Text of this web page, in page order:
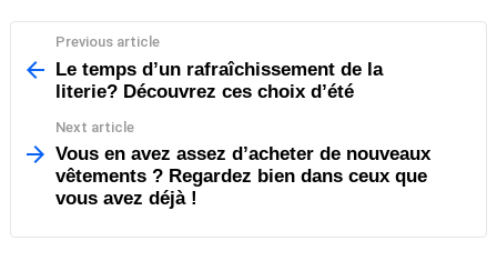
more
Previous article
Le temps d’un rafraîchissement de la
literie? Découvrez ces choix d’été
Next article
Vous en avez assez d’acheter de nouveaux
vêtements ? Regardez bien dans ceux que
vous avez déjà !